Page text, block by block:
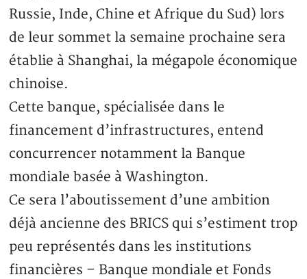
Russie, Inde, Chine et Afrique du Sud) lors
de leur sommet la semaine prochaine sera
établie à Shanghai, la mégapole économique
chinoise.
Cette banque, spécialisée dans le
financement d’infrastructures, entend
concurrencer notamment la Banque
mondiale basée à Washington.
Ce sera l’aboutissement d’une ambition
déjà ancienne des BRICS qui s’estiment trop
peu représentés dans les institutions
financières – Banque mondiale et Fonds